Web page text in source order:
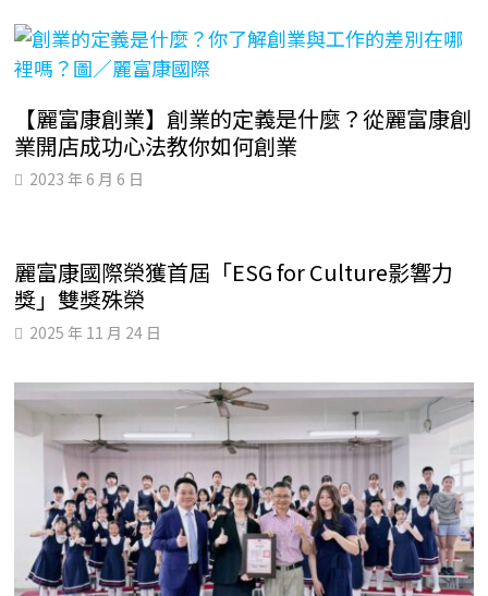
【麗富康創業】創業的定義是什麼？從麗富康創
業開店成功心法教你如何創業
2023 年 6 月 6 日
麗富康國際榮獲首屆「ESG for Culture影響力
獎」雙獎殊榮
2025 年 11 月 24 日